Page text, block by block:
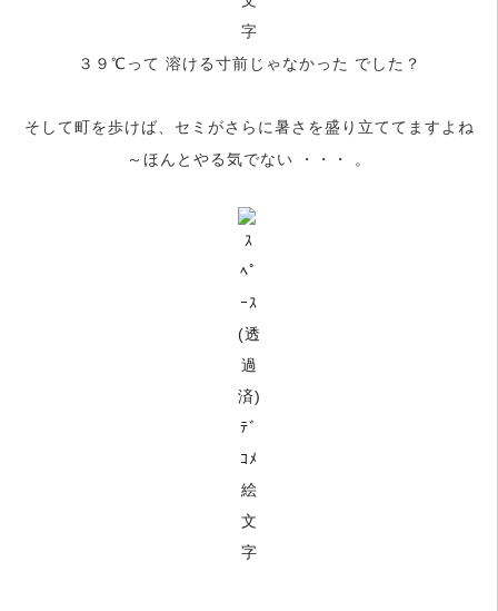
３９℃って 溶ける寸前じゃなかった でした？
そして町を歩けば、セミがさらに暑さを盛り立ててますよね
～ ほんとやる気でない ・・・ 。